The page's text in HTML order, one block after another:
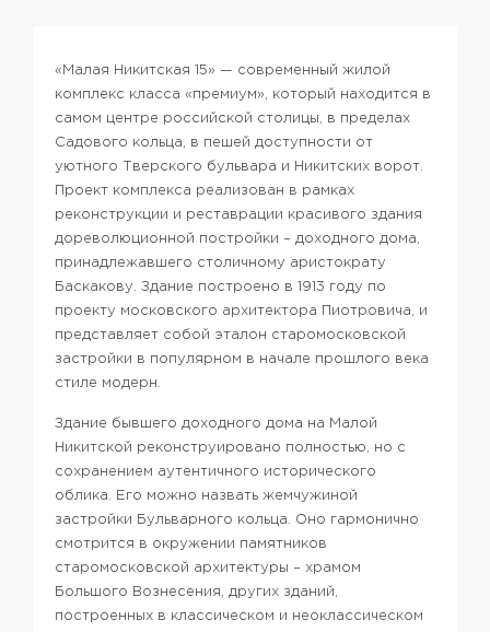
«Малая Никитская 15» — современный жилой
комплекс класса «премиум», который находится в
самом центре российской столицы, в пределах
Садового кольца, в пешей доступности от
уютного Тверского бульвара и Никитских ворот.
Проект комплекса реализован в рамках
реконструкции и реставрации красивого здания
дореволюционной постройки – доходного дома,
принадлежавшего столичному аристократу
Баскакову. Здание построено в 1913 году по
проекту московского архитектора Пиотровича, и
представляет собой эталон старомосковской
застройки в популярном в начале прошлого века
стиле модерн.
Здание бывшего доходного дома на Малой
Никитской реконструировано полностью, но с
сохранением аутентичного исторического
облика. Его можно назвать жемчужиной
застройки Бульварного кольца. Оно гармонично
смотрится в окружении памятников
старомосковской архитектуры – храмом
Большого Вознесения, других зданий,
построенных в классическом и неоклассическом